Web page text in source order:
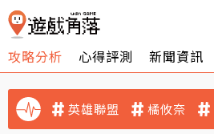
攻略分析 心得評測 新聞資訊
英雄聯盟 橘攸奈